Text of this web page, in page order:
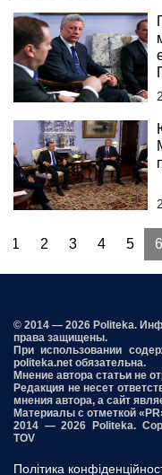
1 2 3 4 5 6
© 2014 — 2026 Politeka.
права защищены.
При использовании
politeka.net обязательна.
Мнение автора статьи не
Редакция не несет
мнения автора, а сайт
Материалы с отметкой
2014 — 2026 Politeka.
TOV
Політика